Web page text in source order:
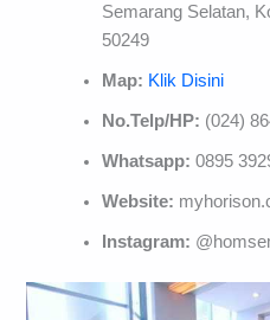
Semarang Selatan,
50249
Map: Klik Disini
No.Telp/HP: (024)
Whatsapp:0895
Website:
Instagram: